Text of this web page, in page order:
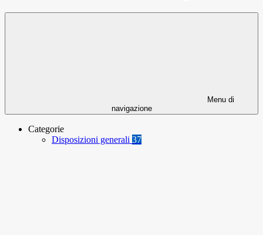
Menu di
navigazione
Categorie
Disposizioni generali 37